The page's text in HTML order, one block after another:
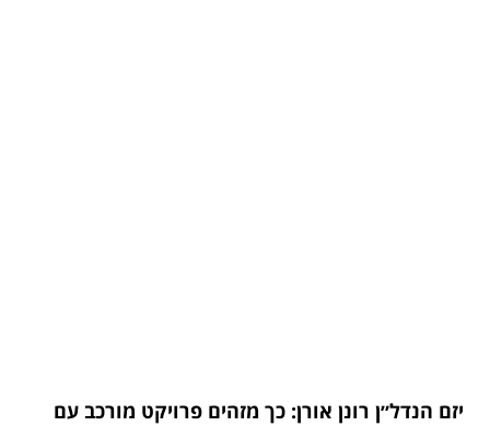
יזם הנדל״ן רונן אורן: כך מזהים פרויקט מורכב עם